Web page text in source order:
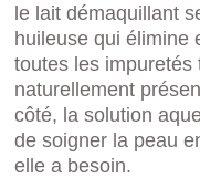
le lait démaquillant
huileuse qui élimine
toutes les
naturellement
côté, la solution
de soigner la peau
elle a besoin.